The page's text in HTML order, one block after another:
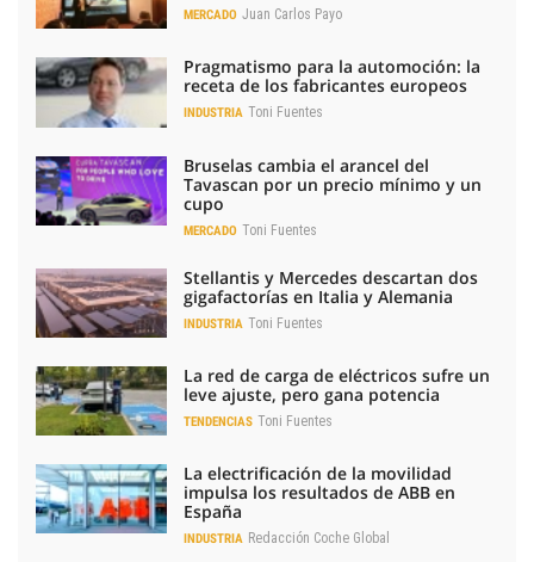
MERCADO Juan Carlos Payo
Pragmatismo para la automoción: la
receta de los fabricantes europeos
INDUSTRIA Toni Fuentes
Bruselas cambia el arancel del
Tavascan por un precio mínimo y un
cupo
MERCADO Toni Fuentes
Stellantis y Mercedes descartan dos
gigafactorías en Italia y Alemania
INDUSTRIA Toni Fuentes
La red de carga de eléctricos sufre un
leve ajuste, pero gana potencia
TENDENCIAS Toni Fuentes
La electrificación de la movilidad
impulsa los resultados de ABB en
España
INDUSTRIA Redacción Coche Global